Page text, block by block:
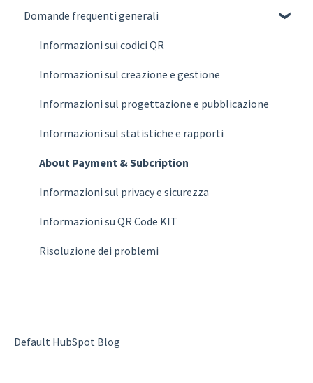
Gestionare
Progettare e Pubblicare
Statistiche
Fatturazione
Piani
Domande frequenti
Create
Manage
Design & Publish
Statistics
Account
Billing
Plans
Domande frequenti
Domande frequenti generali
Informazioni sui codici QR
Informazioni sul creazione e gestione
Informazioni sul progettazione e pubblicazione
Informazioni sul statistiche e rapporti
About Payment & Subcription
Informazioni sul privacy e sicurezza
Informazioni su QR Code KIT
Risoluzione dei problemi
Default HubSpot Blog